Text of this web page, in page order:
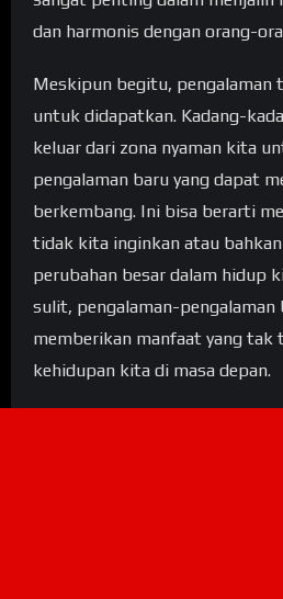
dan harmonis dengan orang-
Meskipun begitu, pengalaman
untuk didapatkan. Kadang-
keluar dari zona nyaman kita
pengalaman baru yang dapat
berkembang. Ini bisa berarti
tidak kita inginkan atau
perubahan besar dalam hidup
sulit, pengalaman-pengalaman
memberikan manfaat yang tak
kehidupan kita di masa depan.